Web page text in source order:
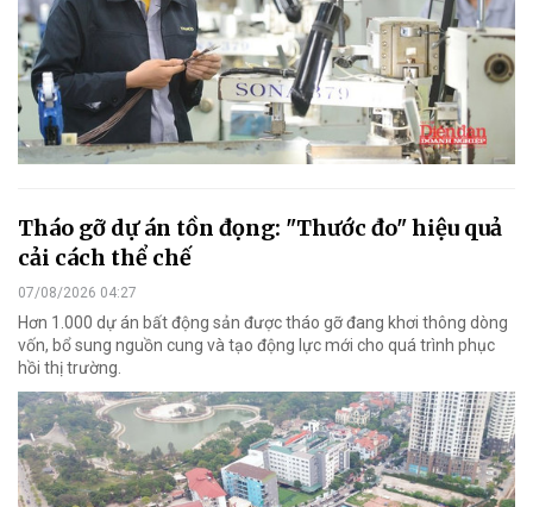
Tháo gỡ dự án tồn đọng: "Thước đo" hiệu quả
cải cách thể chế
07/08/2026 04:27
Hơn 1.000 dự án bất động sản được tháo gỡ đang khơi thông dòng
vốn, bổ sung nguồn cung và tạo động lực mới cho quá trình phục
hồi thị trường.